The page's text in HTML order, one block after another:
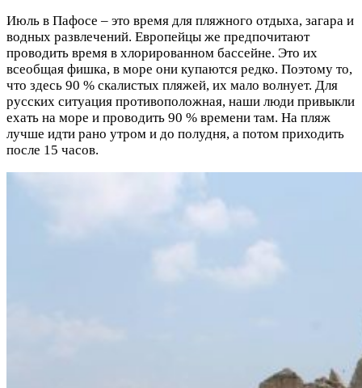
Июль в Пафосе – это время для пляжного отдыха, загара и
водных развлечений. Европейцы же предпочитают
проводить время в хлорированном бассейне. Это их
всеобщая фишка, в море они купаются редко. Поэтому то,
что здесь 90 % скалистых пляжей, их мало волнует. Для
русских ситуация противоположная, наши люди привыкли
ехать на море и проводить 90 % времени там. На пляж
лучше идти рано утром и до полудня, а потом приходить
после 15 часов.